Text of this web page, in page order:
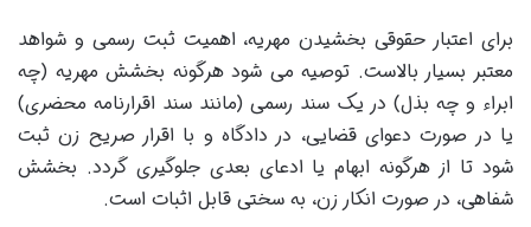
برای اعتبار حقوقی بخشیدن مهریه، اهمیت ثبت رسمی و شواهد
معتبر بسیار بالاست. توصیه می شود هرگونه بخشش مهریه (چه
ابراء و چه بذل) در یک سند رسمی (مانند سند اقرارنامه محضری)
یا در صورت دعوای قضایی، در دادگاه و با اقرار صریح زن ثبت
شود تا از هرگونه ابهام یا ادعای بعدی جلوگیری گردد. بخشش
شفاهی، در صورت انکار زن، به سختی قابل اثبات است.